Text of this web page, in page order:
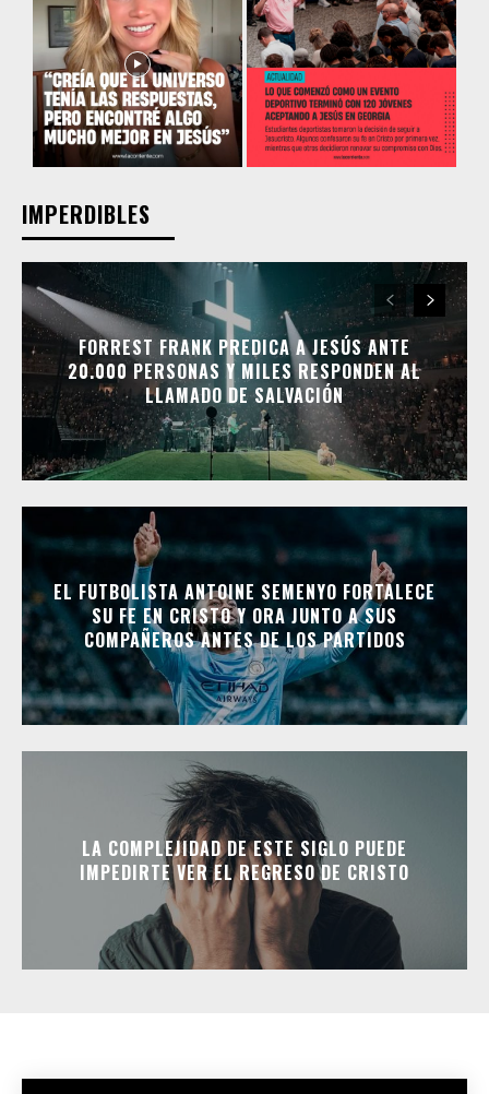
IMPERDIBLES
FORREST FRANK PREDICA A JESÚS ANTE
20.000 PERSONAS Y MILES RESPONDEN AL
LLAMADO DE SALVACIÓN
EL FUTBOLISTA ANTOINE SEMENYO FORTALECE
SU FE EN CRISTO Y ORA JUNTO A SUS
COMPAÑEROS ANTES DE LOS PARTIDOS
LA COMPLEJIDAD DE ESTE SIGLO PUEDE
IMPEDIRTE VER EL REGRESO DE CRISTO